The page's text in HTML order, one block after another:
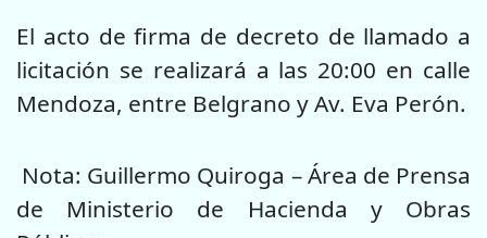
El acto de firma de decreto de llamado a
licitación se realizará a las 20:00 en calle
Mendoza, entre Belgrano y Av. Eva Perón.
Nota: Guillermo Quiroga – Área de Prensa
de Ministerio de Hacienda y Obras